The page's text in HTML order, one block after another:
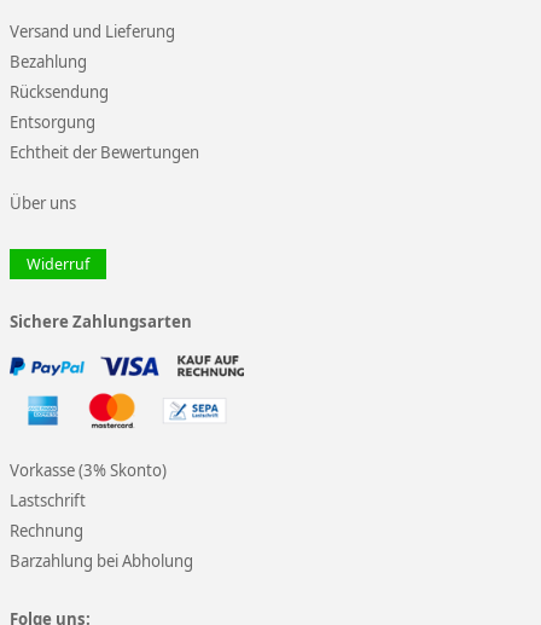
Versand und Lieferung
Bezahlung
Rücksendung
Entsorgung
Echtheit der Bewertungen
Über uns
Widerruf
Sichere Zahlungsarten
Vorkasse (3% Skonto)
Lastschrift
Rechnung
Barzahlung bei Abholung
Folge uns: